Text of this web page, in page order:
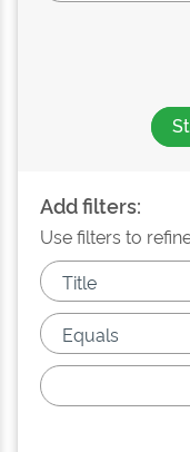
Add filters:
Use filters to